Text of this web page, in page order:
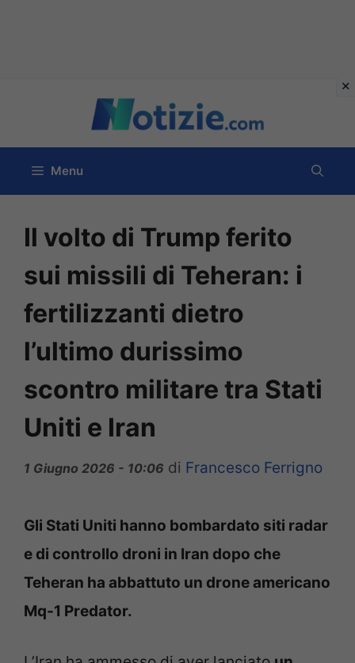
contenuto
Menu
Il volto di Trump ferito
sui missili di Teheran: i
fertilizzanti dietro
l’ultimo durissimo
scontro militare tra Stati
Uniti e Iran
1 Giugno 2026 - 10:06 di Francesco Ferrigno
Gli Stati Uniti hanno bombardato siti radar
e di controllo droni in Iran dopo che
Teheran ha abbattuto un drone americano
Mq-1 Predator.